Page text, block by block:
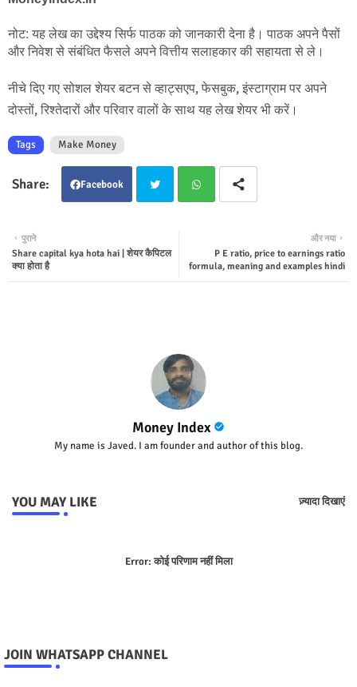
नोट: यह लेख का उद्देश्य सिर्फ पाठक को जानकारी देना है। पाठक अपने पैसों
और निवेश से संबंधित फैसले अपने वित्तीय सलाहकार की सहायता से ले।
नीचे दिए गए सोशल शेयर बटन से व्हाट्सएप, फेसबुक, इंस्टाग्राम पर अपने
दोस्तों, रिश्तेदारों और परिवार वालों के साथ यह लेख शेयर भी करें ।
Tags Make Money
Facebook
ter
और नया
P E ratio, price to earnings ratio
formula, meaning and examples hindi
पुराने
Share capital kya hota hai | शेयर कैपिटल
क्या होता है
Money Index
My name is Javed. I am founder and author of this blog.
YOU MAY LIKE ज़्यादा दिखाएं
Error:कोई परिणाम नहीं मिला
JOIN WHATSAPP CHANNEL